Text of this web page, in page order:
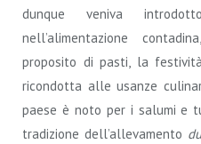
dunque veniva
nell’alimentazione
proposito di pasti, la
ricondotta alle usanze
paese è noto per i salumi e
tradizione dell’allevamento